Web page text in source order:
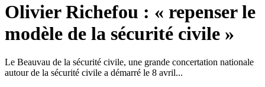
Olivier Richefou : « repenser le
modèle de la sécurité civile »
Le Beauvau de la sécurité civile, une grande concertation nationale
autour de la sécurité civile a démarré le 8 avril...